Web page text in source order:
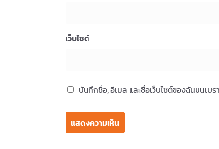
เว็บไซต์
บันทึกชื่อ, อีเมล และชื่อเว็บไซต์ของฉันบนเบ